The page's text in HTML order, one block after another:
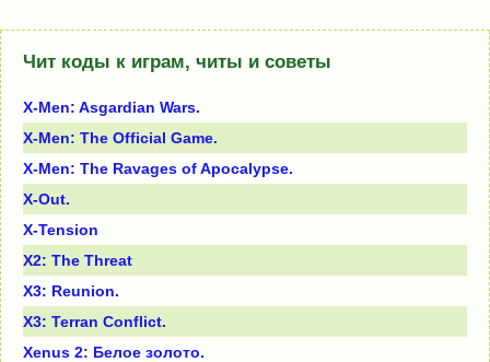
Чит коды к играм, читы и советы
X-Men: Asgardian Wars.
X-Men: The Official Game.
X-Men: The Ravages of Apocalypse.
X-Out.
X-Tension
X2: The Threat
X3: Reunion.
X3: Terran Conflict.
Xenus 2: Белое золото.